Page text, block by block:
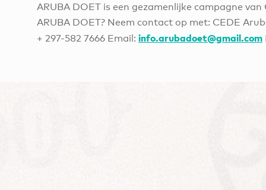
ARUBA DOET is een gezamenlijke campagne
ARUBA DOET? Neem contact op met: CEDE
+ 297-582 7666 Email: info.arubadoet@gmail.com